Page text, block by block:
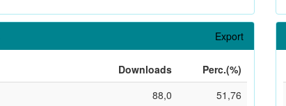
Export
Downloads
Perc.(%)
88,0
51,76